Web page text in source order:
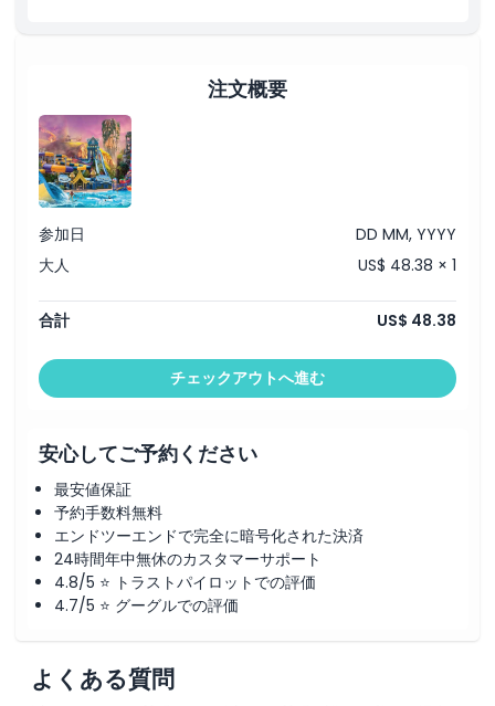
注文概要
参加日
DD MM, YYYY
大人
US$ 48.38 × 1
合計 US$ 48.38
チェックアウトへ進む
安心してご予約ください
最安値保証
予約手数料無料
エンドツーエンドで完全に暗号化された決済
24時間年中無休のカスタマーサポート
4.8/5 ⭐ トラストパイロットでの評価
4.7/5 ⭐ グーグルでの評価
よくある質問